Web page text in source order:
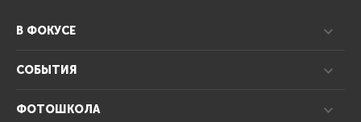
В ФОКУСЕ
СОБЫТИЯ
ФОТОШКОЛА